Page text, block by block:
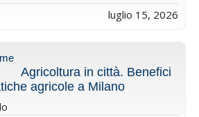
luglio 15, 2026
Agricoltura in città. Benefici
agricole a Milano